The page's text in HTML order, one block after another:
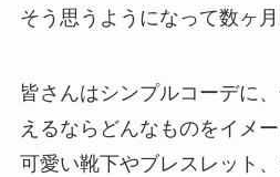
そう思うようになって数ヶ
皆さんはシンプルコーデに
えるならどんなものをイメ
可愛い靴下やブレスレット